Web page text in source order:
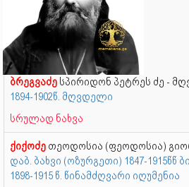
ბრეგვაძე სპირიდონ პეტრეს ძე -
1894-1902წ. მღვდელი
სრულად ნახვა
ქიქოძე თეოდოსია (ფეოდოსია)
დაბ. ბახვი (ოზურგეთი) 1847-1915წწ
1898-1915 წ. წინამძღვარი იღუმენია